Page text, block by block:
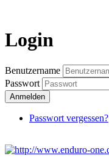
Login
Benutzername
Passwort
Anmelden
Passwort vergessen?